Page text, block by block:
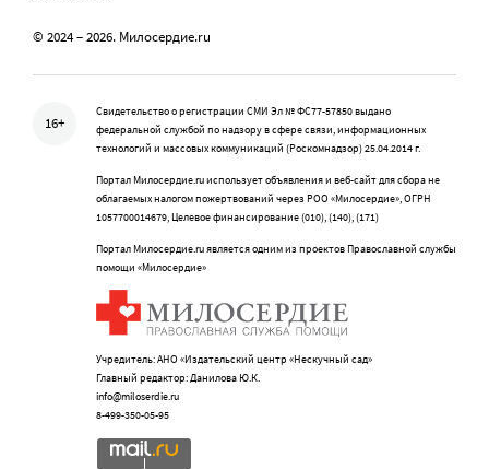
© 2024 – 2026. Милосердие.ru
16+
Свидетельство о регистрации СМИ Эл № ФС77-57850 выдано
федеральной службой по надзору в сфере связи, информационных
технологий и массовых коммуникаций (Роскомнадзор) 25.04.2014 г.
Портал Милосердие.ru использует объявления и веб-сайт для сбора не
облагаемых налогом пожертвований через РОО «Милосердие», ОГРН
1057700014679, Целевое финансирование (010), (140), (171)
Портал Милосердие.ru является одним из проектов Православной службы
помощи «Милосердие»
Учредитель: АНО «Издательский центр «Нескучный сад»
Главный редактор: Данилова Ю.К.
info@miloserdie.ru
8-499-350-05-95